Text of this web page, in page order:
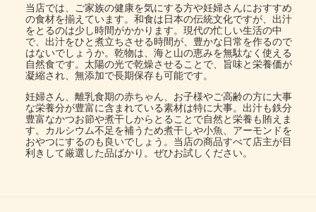
当店では、ご家族の健康を気にする方や妊婦さんにおすすめ
の食材を揃えています。和食は日本の伝統文化ですが、出汁
をとるのは少し時間がかかります。現代の忙しい生活の中
で、出汁をひと煮立ちさせる時間が、豊かな日常を作るので
はないでしょうか。乾物は、海と山の恵みを無駄なく使える
自然食です。太陽の光で乾燥させることで、旨味と栄養価が
凝縮され、無添加で長期保存も可能です。
妊婦さん、離乳食期の赤ちゃん、お子様やご高齢の方に大事
な栄養分が豊富に含まれている素材は特に大事。出汁も鉄分
豊富なかつお節や煮干しからとることで自然と栄養も賄えま
す。カルシウム不足を補うため煮干しや小魚、アーモンドを
おやつにするのも良いでしょう。当店の商品すべて店主が目
利きして厳選した品ばかり。ぜひお試しください。